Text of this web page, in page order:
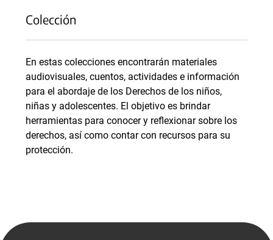
Colección
En estas colecciones encontrarán materiales
audiovisuales, cuentos, actividades e información
para el abordaje de los Derechos de los niños,
niñas y adolescentes. El objetivo es brindar
herramientas para conocer y reflexionar sobre los
derechos, así como contar con recursos para su
protección.